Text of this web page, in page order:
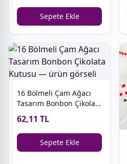
Sepete Ekle
16 Bölmeli Çam Ağacı
Tasarım Bonbon Çikolata
62,11 TL
Sepete Ekle